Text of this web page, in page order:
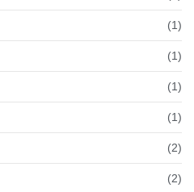
(1)
(1)
(1)
(1)
(2)
(2)